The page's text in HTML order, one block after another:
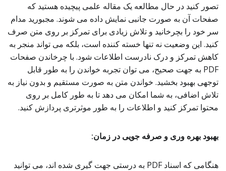
تصور کنید در حال مطالعه یک مقاله علمی پیچیده هستید که
صفحات آن به صورت جانبی نمایش داده می شوند. مجبورید مدام
سر خود را بچرخانید و تلاش زیادی برای تمرکز بر روی متن صرف
کنید. این وضعیت نه تنها خسته کننده است، بلکه می تواند منجر به
کاهش تمرکز و درک نادرست اطلاعات شود. با چرخاندن صفحات
PDF به جهت صحیح، می توان تجربه خواندن را به طور قابل
توجهی بهبود بخشید. خواندن متن به صورت مستقیم و بدون نیاز به
تلاش اضافی، به شما امکان می دهد تا به طور کامل بر روی
محتوا تمرکز کنید و اطلاعات را به طور موثرتری پردازش کنید.
بهبود بهره وری و صرفه جویی در زمان:
هنگامی که اسناد PDF به درستی جهت گیری شده اند، می توانید